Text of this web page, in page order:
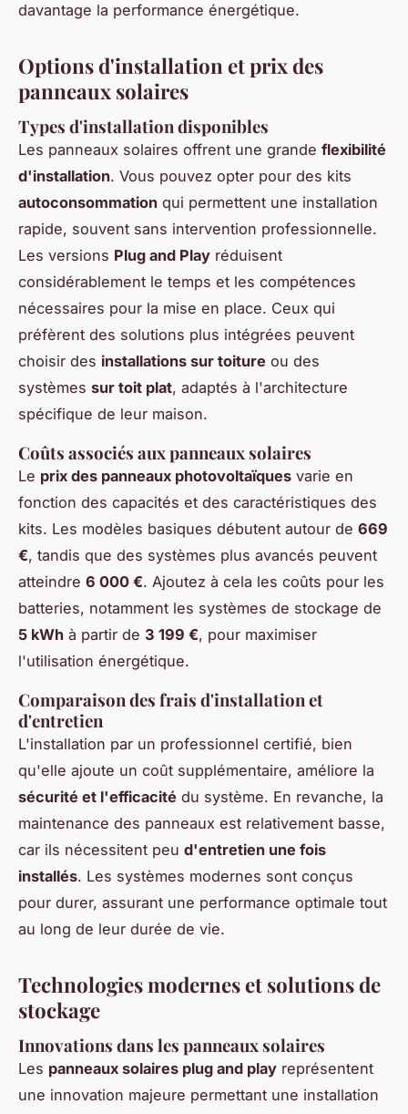
davantage la performance énergétique.
Options d'installation et prix des
panneaux solaires
Types d'installation disponibles
Les panneaux solaires offrent une grande flexibilité
d'installation. Vous pouvez opter pour des kits
autoconsommation qui permettent une installation
rapide, souvent sans intervention professionnelle.
Les versions Plug and Play réduisent
considérablement le temps et les compétences
nécessaires pour la mise en place. Ceux qui
préfèrent des solutions plus intégrées peuvent
choisir des installations sur toiture ou des
systèmes sur toit plat, adaptés à l'architecture
spécifique de leur maison.
Coûts associés aux panneaux solaires
Le prix des panneaux photovoltaïques varie en
fonction des capacités et des caractéristiques des
kits. Les modèles basiques débutent autour de 669
€, tandis que des systèmes plus avancés peuvent
atteindre 6 000 €. Ajoutez à cela les coûts pour les
batteries, notamment les systèmes de stockage de
5 kWh à partir de 3 199 €, pour maximiser
l'utilisation énergétique.
Comparaison des frais d'installation et
d'entretien
L'installation par un professionnel certifié, bien
qu'elle ajoute un coût supplémentaire, améliore la
sécurité et l'efficacité du système. En revanche, la
maintenance des panneaux est relativement basse,
car ils nécessitent peu d'entretien une fois
installés. Les systèmes modernes sont conçus
pour durer, assurant une performance optimale tout
au long de leur durée de vie.
Technologies modernes et solutions de
stockage
Innovations dans les panneaux solaires
Les panneaux solaires plug and play représentent
une innovation majeure permettant une installation